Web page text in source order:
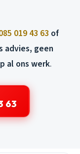
019 43 63 of
advies, geen
al ons werk.
63